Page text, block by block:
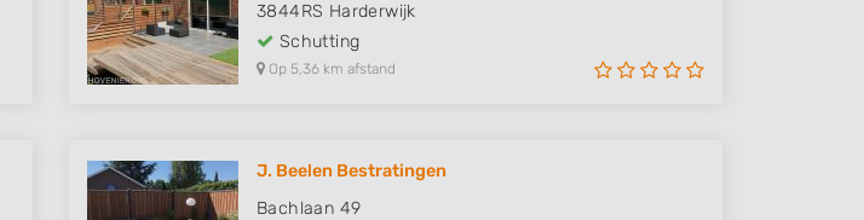
3844RS Harderwijk
Schutting
Op 5,36 km afstand
J. Beelen Bestratingen
Bachlaan 49